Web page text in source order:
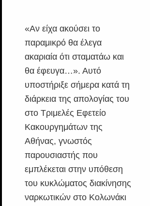
«Αν είχα ακούσει το
παραμικρό θα έλεγα
ακαριαία ότι σταματάω και
θα έφευγα…». Αυτό
υποστήριξε σήμερα κατά τη
διάρκεια της απολογίας του
στο Τριμελές Εφετείο
Κακουργημάτων της
Αθήνας, γνωστός
παρουσιαστής που
εμπλέκεται στην υπόθεση
του κυκλώματος διακίνησης
ναρκωτικών στο Κολωνάκι